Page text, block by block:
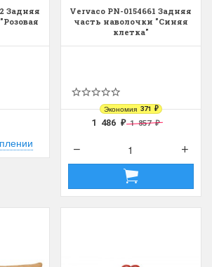
Задняя
Vervaco PN-0154661 Задняя
часть наволочки "Синяя
клетка"
Экономия 371 ₽
1 486₽ 1 857₽